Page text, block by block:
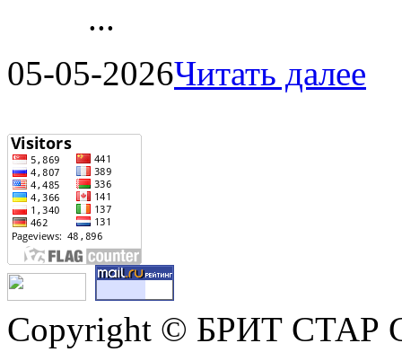
...
05-05-2026Читать далее
Copyright © БРИТ СТАР